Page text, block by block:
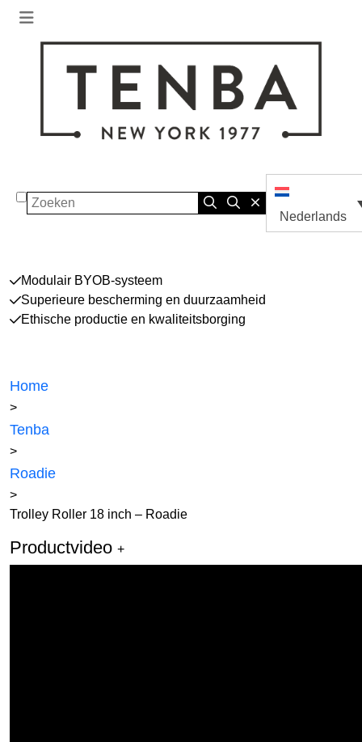
Zoeken
Nederlands
Modulair BYOB-systeem
Superieure bescherming en duurzaamheid
Ethische productie en kwaliteitsborging
Home
>
Tenba
>
Roadie
>
Trolley Roller 18 inch – Roadie
Productvideo +